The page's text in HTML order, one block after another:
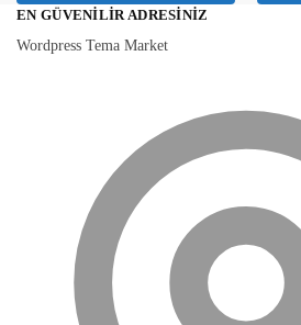
EN GÜVENILIR ADRESINIZ
Wordpress Tema Market